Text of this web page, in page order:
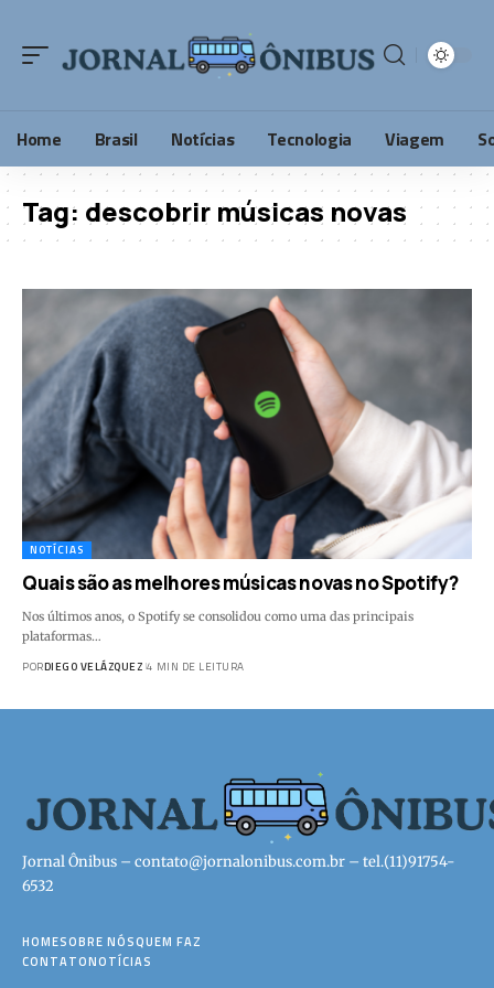
Home Brasil Notícias Tecnologia Viagem
Tag: descobrir músicas novas
NOTÍCIAS
Quais são as melhores músicas novas no Spotify?
Nos últimos anos, o Spotify se consolidou como uma das principais
plataformas…
PORDIEGO VELÁZQUEZ 4 MIN DE LEITURA
Jornal Ônibus – contato@jornalonibus.com.br – tel.(11)91754-
6532
HOMESOBRE NÓSQUEM FAZ
CONTATONOTÍCIAS